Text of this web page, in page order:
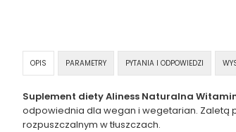
OPIS PARAMETRY PYTANIA I ODPOWIEDZI
Suplement diety Aliness Naturalna
odpowiednia dla wegan i wegetarian. Zaletą
rozpuszczalnym w tłuszczach.